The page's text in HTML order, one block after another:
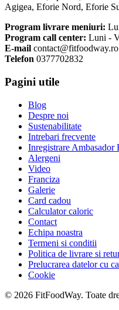
Agigea, Eforie Nord, Eforie
Program livrare meniuri:
Program call center: Luni -
E-mail contact@fitfoodway.ro
Telefon 0377702832
Pagini utile
Blog
Despre noi
Sustenabilitate
Intrebari frecvente
Inregistrare Ambasador
Alergeni
Video
Franciza
Galerie
Card cadou
Calculator caloric
Contact
Echipa noastra
Termeni si conditii
Politica de livrare si
Prelucrarea datelor cu
Cookie
© 2026 FitFoodWay. Toate